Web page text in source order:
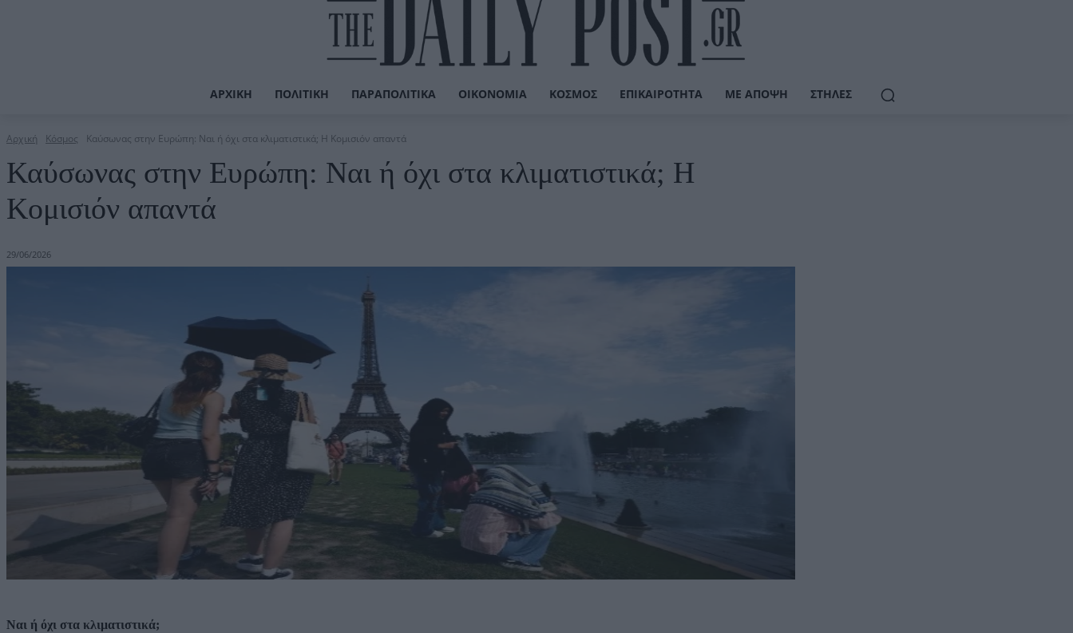
ΑΡΧΙΚΉ ΠΟΛΙΤΙΚΉ ΠΑΡΑΠΟΛΙΤΙΚΆ ΟΙΚΟΝΟΜΊΑ ΚΌΣΜΟΣ ΕΠΙΚΑΙΡΌΤΗΤΑ ΜΕ ΆΠΟΨΗ ΣΤΉΛΕΣ
Αρχική Κόσμος Καύσωνας στην Ευρώπη: Ναι ή όχι στα κλιματιστικά; Η Κομισιόν απαντά
Καύσωνας στην Ευρώπη: Ναι ή όχι στα κλιματιστικά; Η
Κομισιόν απαντά
29/06/2026
Ναι ή όχι στα κλιματιστικά;